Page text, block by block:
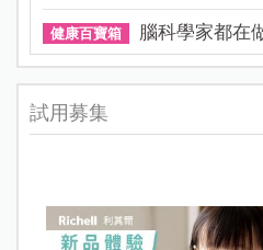
健康百寶箱 腦科學家都在
試用募集